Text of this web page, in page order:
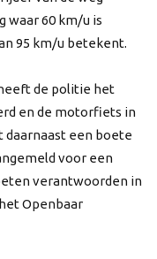
waar 60 km/u is
95 km/u betekent.
de politie het
en de motorfiets in
daarnaast een boete
voor een
verantwoorden in
Openbaar